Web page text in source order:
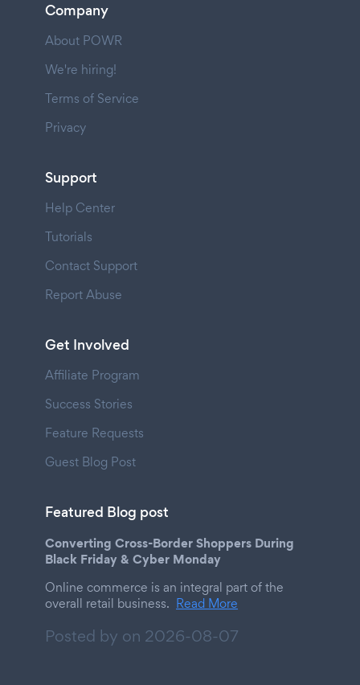
Company
About POWR
We're hiring!
Terms of Service
Privacy
Support
Help Center
Tutorials
Contact Support
Report Abuse
Get Involved
Affiliate Program
Success Stories
Feature Requests
Guest Blog Post
Featured Blog post
Converting Cross-Border Shoppers During
Black Friday & Cyber Monday
Online commerce is an integral part of the
overall retail business. Read More
Posted by on 2026-08-07